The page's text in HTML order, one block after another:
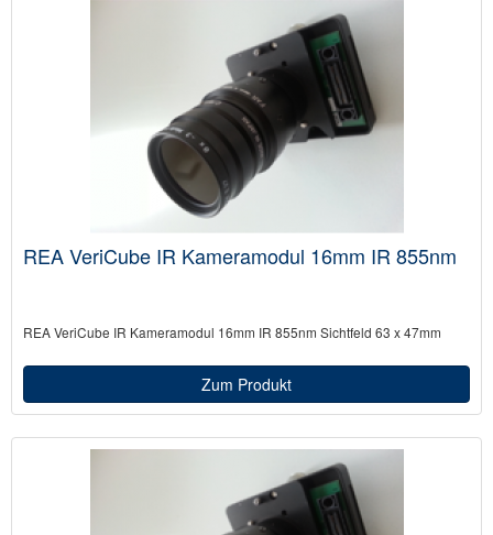
REA VeriCube IR Kameramodul 16mm IR 855nm
REA VeriCube IR Kameramodul 16mm IR 855nm Sichtfeld 63 x 47mm
Zum Produkt